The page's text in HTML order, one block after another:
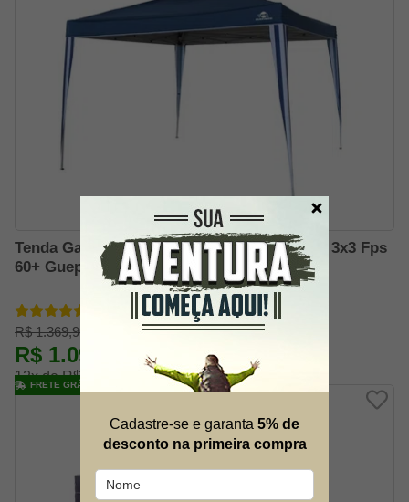
Tenda Gazebo Articulado Azul New Pratiko 3x3 Fps
60+ Guepardo
R$ 1.369,90
R$ 1.096,39 -20% OFF
12x de R$ 101,52
FRETE GRÁTIS BRASIL
Cadastre-se e garanta 5% de
desconto na primeira compra